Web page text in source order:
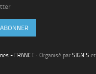
- FRANCE · Organisé par SIGNIS et